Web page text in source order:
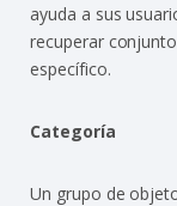
ayuda a sus
recuperar
específico.
Categoría
Un grupo de